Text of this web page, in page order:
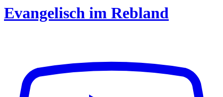
Evangelisch im Rebland